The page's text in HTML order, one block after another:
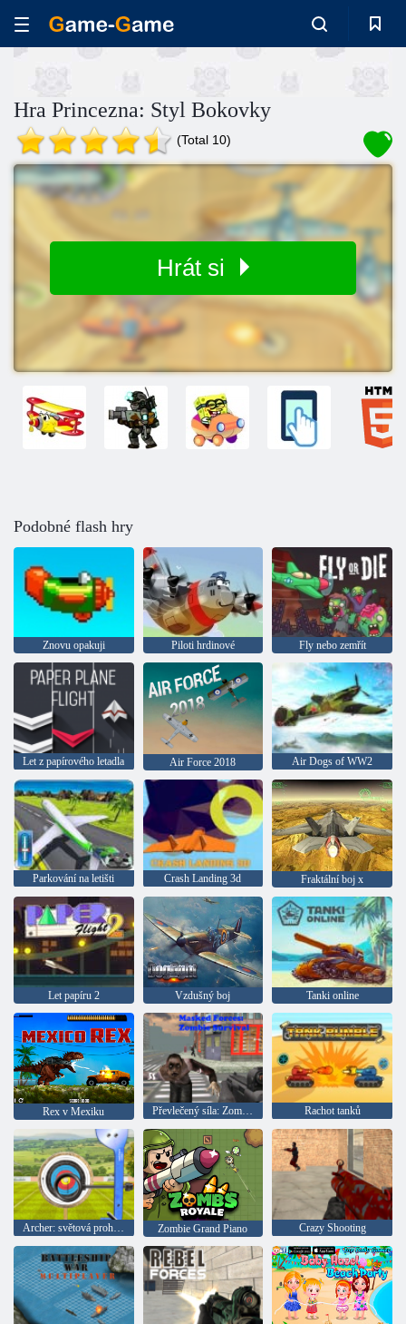
Hra Princezna: Styl Bokovky
(Total 10)
Hrát si
Podobné flash hry
Znovu opakuji Piloti hrdinové Fly nebo zemřít
Let z papírového letadla Air Force 2018 Air Dogs of WW2
Parkování na letišti Crash Landing 3d Fraktální boj x
Let papíru 2 Vzdušný boj Tanki online
Rex v Mexiku Převlečený síla: Zombie Survival Rachot tanků
Archer: světová prohlídka Zombie Grand Piano Crazy Shooting